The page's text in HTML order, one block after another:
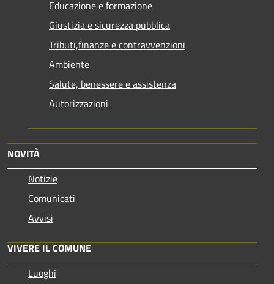
Educazione e formazione
Giustizia e sicurezza pubblica
Tributi,finanze e contravvenzioni
Ambiente
Salute, benessere e assistenza
Autorizzazioni
NOVITÀ
Notizie
Comunicati
Avvisi
VIVERE IL COMUNE
Luoghi